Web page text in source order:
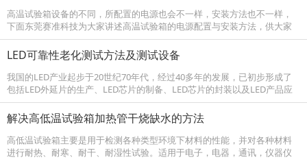
高温试验箱设备的不同，所配置的电源也会不一样，安装方法也不一样，
下面东莞赛准科技为大家讲述高温试验箱的电源配置与安装方法，供大家
参考： 1、配置电源之前请检查机器在运输过程中有无损坏，电源线有无破
损，机...
LED可靠性老化测试方法及测试设备
我国的LED产业起步于20世纪70年代，经过40多年的发展，已初步形成了
包括LED外延片的生产、LED芯片的制备、LED芯片的封装以及LED产品应
用在内的较为完整的产业链，目前已经跻身为世界范围内LED产业...
解决高低温试验箱加热管干烧缺水的方法
高低温试验箱主要是用于检测各种类型环境下材料的性能，并对各种材料
进行耐热、耐寒、耐干、耐湿性试验。适用于电子，电器，通讯，仪器仪